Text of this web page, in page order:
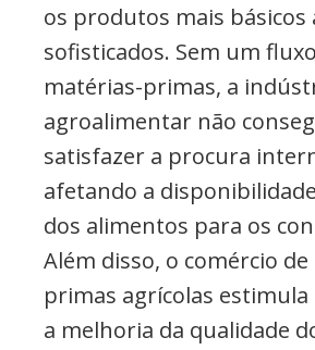
os produtos mais básicos
sofisticados. Sem um
matérias-primas, a
agroalimentar não
satisfazer a procura
afetando a
dos alimentos para os
Além disso, o comércio
primas agrícolas estimula
a melhoria da qualidade